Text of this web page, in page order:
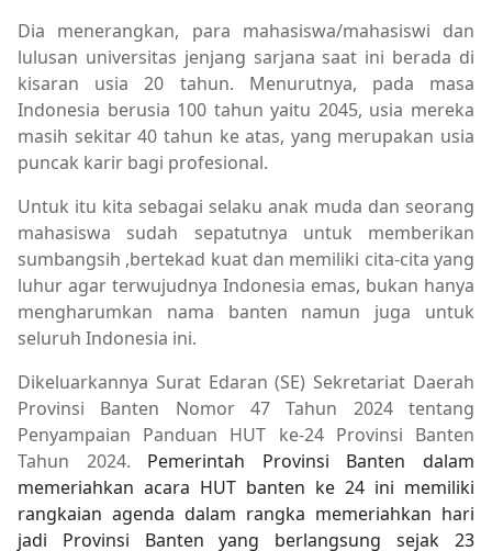
Dia menerangkan, para mahasiswa/mahasiswi dan
lulusan universitas jenjang sarjana saat ini berada di
kisaran usia 20 tahun. Menurutnya, pada masa
Indonesia berusia 100 tahun yaitu 2045, usia mereka
masih sekitar 40 tahun ke atas, yang merupakan usia
puncak karir bagi profesional.
Untuk itu kita sebagai selaku anak muda dan seorang
mahasiswa sudah sepatutnya untuk memberikan
sumbangsih ,bertekad kuat dan memiliki cita-cita yang
luhur agar terwujudnya Indonesia emas, bukan hanya
mengharumkan nama banten namun juga untuk
seluruh Indonesia ini.
Dikeluarkannya Surat Edaran (SE) Sekretariat Daerah
Provinsi Banten Nomor 47 Tahun 2024 tentang
Penyampaian Panduan HUT ke-24 Provinsi Banten
Tahun 2024. Pemerintah Provinsi Banten dalam
memeriahkan acara HUT banten ke 24 ini memiliki
rangkaian agenda dalam rangka memeriahkan hari
jadi Provinsi Banten yang berlangsung sejak 23